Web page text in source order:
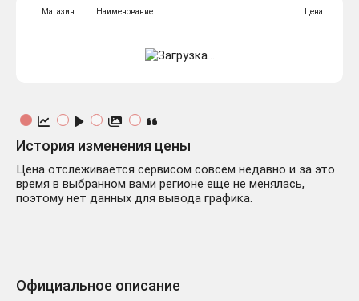
Магазин Наименование Цена
История изменения цены
Цена отслеживается сервисом совсем недавно и за это
время в выбранном вами регионе еще не менялась,
поэтому нет данных для вывода графика.
Официальное описание